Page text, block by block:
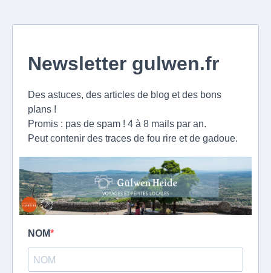
Newsletter gulwen.fr
Des astuces, des articles de blog et des bons
plans !
Promis : pas de spam ! 4 à 8 mails par an.
Peut contenir des traces de fou rire et de gadoue.
NOM